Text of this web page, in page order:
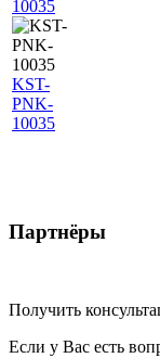
KST-
PNK-
10035
Партнёры
Получить
Если у Вас есть